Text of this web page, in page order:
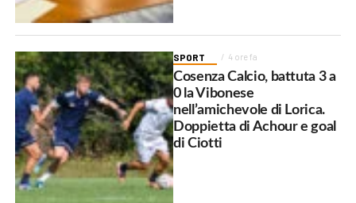
SPORT 4 ore fa
Cosenza Calcio, battuta 3 a
0 la Vibonese
nell’amichevole di Lorica.
Doppietta di Achour e goal
di Ciotti